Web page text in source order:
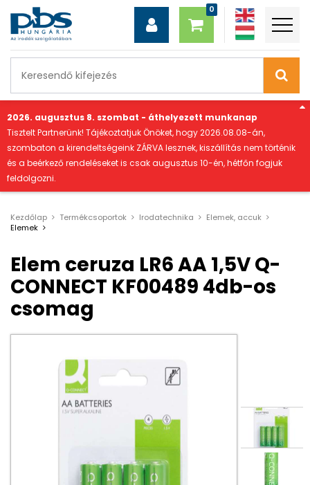
2026. augusztus 8. szombat - áthelyezett munkanap
Tisztelt Partnerünk! Tájékoztatjuk Önöket, hogy 2026.08.08-án,
szombaton a kirendeltségeink ZÁRVA lesznek, kiszállítás nem történik
és a beérkező rendeléseket is csak augusztus 10-én, hétfőn fogjuk
feldolgozni.
Kezdőlap Termékcsoportok Irodatechnika
Elemek, accuk
Elemek
Elem ceruza LR6 AA 1,5V Q-
CONNECT KF00489 4db-os
csomag